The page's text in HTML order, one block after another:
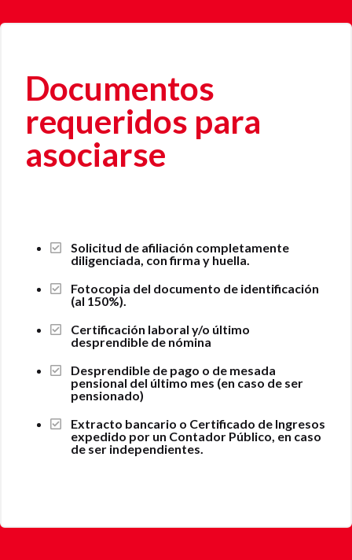
Documentos
requeridos para
asociarse
Solicitud de afiliación completamente
diligenciada, con firma y huella.
Fotocopia del documento de identificación
(al 150%).
Certificación laboral y/o último
desprendible de nómina
Desprendible de pago o de mesada
pensional del último mes (en caso de ser
pensionado)
Extracto bancario o Certificado de Ingresos
expedido por un Contador Público, en caso
de ser independientes.